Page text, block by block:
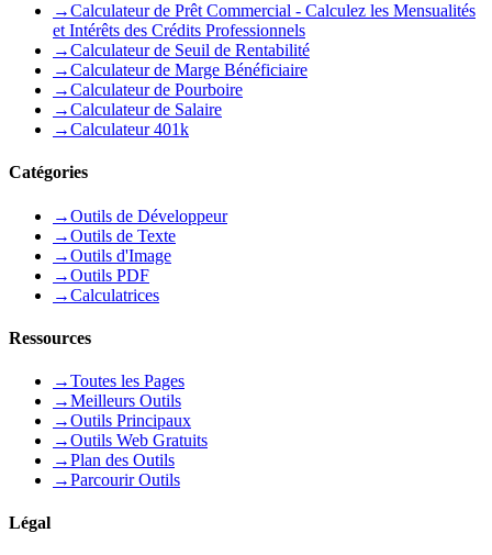
→Calculateur de Prêt Commercial - Calculez les Mensualités
et Intérêts des Crédits Professionnels
→Calculateur de Seuil de Rentabilité
→Calculateur de Marge Bénéficiaire
→Calculateur de Pourboire
→Calculateur de Salaire
→Calculateur 401k
Catégories
→Outils de Développeur
→Outils de Texte
→Outils d'Image
→Outils PDF
→Calculatrices
Ressources
→Toutes les Pages
→Meilleurs Outils
→Outils Principaux
→Outils Web Gratuits
→Plan des Outils
→Parcourir Outils
Légal